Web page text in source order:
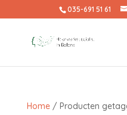
035-691 51 61
Home/ Producten